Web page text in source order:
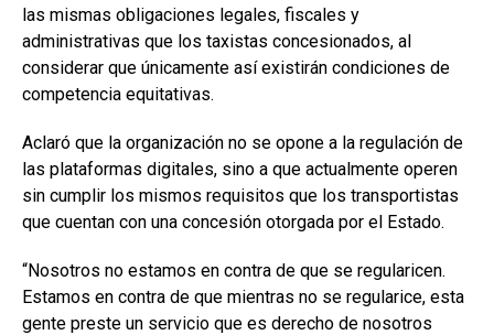
las mismas obligaciones legales, fiscales y
administrativas que los taxistas concesionados, al
considerar que únicamente así existirán condiciones de
competencia equitativas.
Aclaró que la organización no se opone a la regulación de
las plataformas digitales, sino a que actualmente operen
sin cumplir los mismos requisitos que los transportistas
que cuentan con una concesión otorgada por el Estado.
“Nosotros no estamos en contra de que se regularicen.
Estamos en contra de que mientras no se regularice, esta
gente preste un servicio que es derecho de nosotros